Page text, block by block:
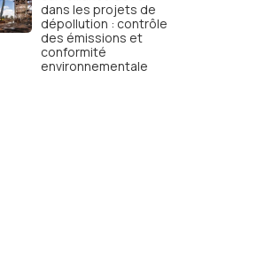
dans les projets de
dépollution : contrôle
des émissions et
conformité
environnementale